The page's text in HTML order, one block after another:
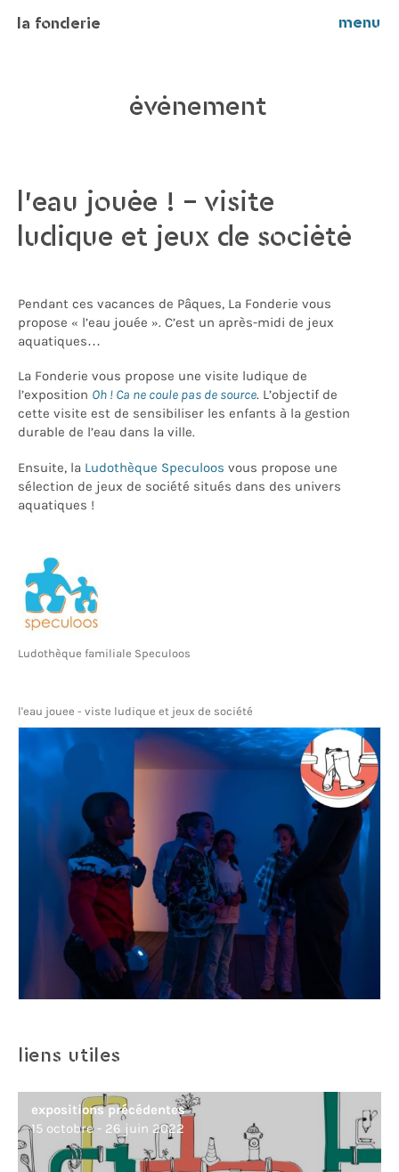
la fonderie menu
événement
l’eau jouée ! – visite
ludique et jeux de société
Pendant ces vacances de Pâques, La Fonderie vous
propose « l’eau jouée ». C’est un après-midi de jeux
aquatiques…
La Fonderie vous propose une visite ludique de
l’exposition Oh ! Ca ne coule pas de source. L’objectif de
cette visite est de sensibiliser les enfants à la gestion
durable de l’eau dans la ville.
Ensuite, la Ludothèque Speculoos vous propose une
sélection de jeux de société situés dans des univers
aquatiques !
Ludothèque familiale Speculoos
l'eau jouee - viste ludique et jeux de société
liens utiles
expositions précédentes
15 octobre - 26 juin 2022